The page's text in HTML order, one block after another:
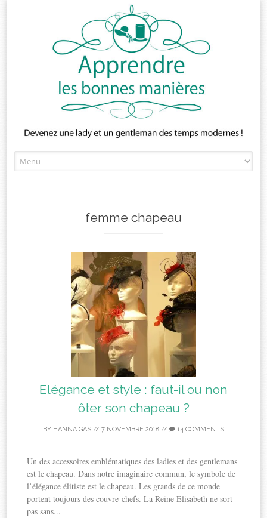
to
femme chapeau
Elégance et style : faut-il ou non
ôter son chapeau ?
BY HANNA GAS // 7 NOVEMBRE 2018 // 14 COMMENTS
Un des accessoires emblématiques des ladies et des gentlemans
est le chapeau. Dans notre imaginaire commun, le symbole de
l’élégance élitiste est le chapeau. Les grands de ce monde
portent toujours des couvre-chefs. La Reine Elisabeth ne sort
pas sans...